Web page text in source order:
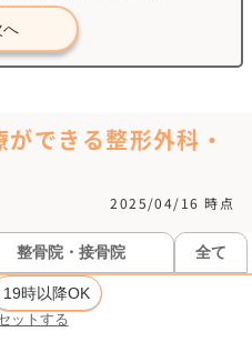
へ
できる整形外科・
2025/04/16 時点
整骨院・接骨院 全て
19時以降OK
ットする